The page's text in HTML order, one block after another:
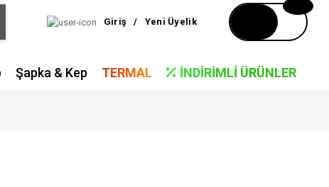
Giriş / Yeni Üyelik
Şapka & Kep TERMAL İNDIRIMLI ÜRÜNLER